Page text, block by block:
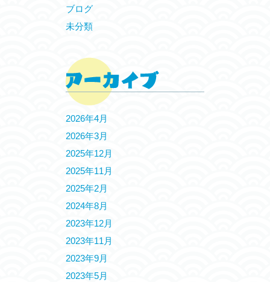
ブログ
未分類
2026年4月
2026年3月
2025年12月
2025年11月
2025年2月
2024年8月
2023年12月
2023年11月
2023年9月
2023年5月